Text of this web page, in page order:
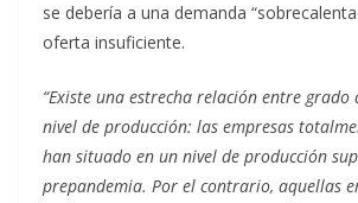
se debería a una demanda
oferta insuficiente.
“Existe una estrecha relación entre
nivel de producción: las empresas
han situado en un nivel de producción
prepandemia. Por el contrario, aquellas